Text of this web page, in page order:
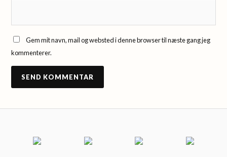
Gem mit navn, mail og websted i denne browser til næste gang jeg
kommenterer.